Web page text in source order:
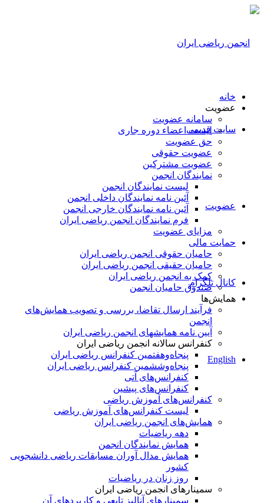
سایت قدیمی
عضویت
کانال تلگرام
English
خانه
عضویت
سامانه عضویت
لیست اعضاء دوره جاری
حق عضویت
عضویت حقوقی
عضویت مشترکین
نمایندگان انجمن
لیست نمایندگان انجمن
آئین نامه نمایندگان داخلی انجمن
آئین نامه نمایندگان خارجی انجمن
فرم نمایندگان انجمن ریاضی ایران
مزایای عضویت
حمایت مالی
حامیان حقوقی انجمن ریاضی ایران
حامیان حقیقی انجمن ریاضی ایران
کمک به انجمن ریاضی ایران
صندوق حامیان انجمن
همایش‌ها
فرآیند ارسال تقاضا، بررسی و تصویب همایش‌های
انجمن
آیین نامه همایشهای انجمن ریاضی ایران
کنفرانس‌ سالانه انجمن ریاضی ایران
پنجاه‌و‌هفتمین کنفرانس ریاضی ایران
پنجاه‌و‌ششمین کنفرانس ریاضی ایران
کنفرانس‌های آتی
کنفرانس‎‌های پیشین
کنفرانس‌های آموزش ریاضی
لیست کنفرانس‌های آموزش ریاضی
همایش‌های انجمن ریاضی ایران
دهه ریاضیات
همایش نمایندگان انجمن
همایش مدال آوران مسابقات ریاضی دانشجویی
کشور
روز زنان در ریاضیات
سمینارهای انجمن ریاضی ایران
سمینارهای آنالیز تابعی و کاربردهای آن